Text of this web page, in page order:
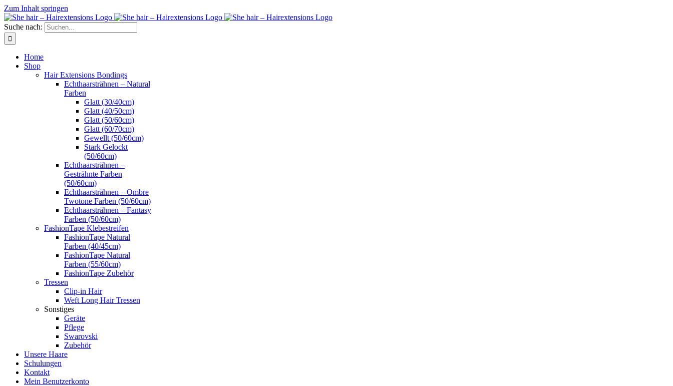
Zum Inhalt springen
Suche nach:
Home
Shop
Hair Extensions Bondings
Echthaarsträhnen – Natural
Farben
Glatt (30/40cm)
Glatt (40/50cm)
Glatt (50/60cm)
Glatt (60/70cm)
Gewellt (50/60cm)
Stark Gelockt
(50/60cm)
Echthaarsträhnen –
Gesträhnte Farben
(50/60cm)
Echthaarsträhnen – Ombre
Twotone Farben (50/60cm)
Echthaarsträhnen – Fantasy
Farben (50/60cm)
FashionTape Klebestreifen
FashionTape Natural
Farben (40/45cm)
FashionTape Natural
Farben (55/60cm)
FashionTape Zubehör
Tressen
Clip-in Hair
Weft Long Hair Tressen
Sonstiges
Geräte
Pflege
Swarovski
Zubehör
Unsere Haare
Schulungen
Kontakt
Mein Benutzerkonto